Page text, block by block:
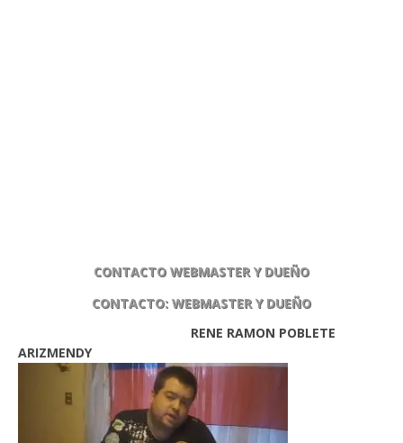
CONTACTO WEBMASTER Y DUEÑO
CONTACTO: WEBMASTER Y DUEÑO
RENE RAMON POBLETE
ARIZMENDY